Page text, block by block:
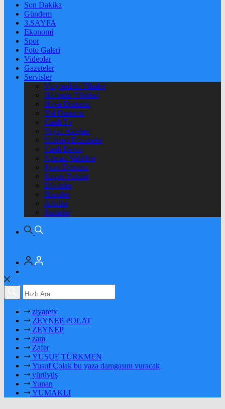
Son Dakika
Gündem
3.SAYFA
Ekonomi
Spor
Foto Galeri
Videolar
Gazeteler
Servisler
Vizyondaki Filmler
Haftanin Filmleri
Hava Durumu
Yol Durumu
Canlı Tv
Yayın Akışları
Nöbetçi Eczaneler
Canlı Borsa
Namaz Vakitleri
Puan Durumu
Kripto Paralar
Dövizler
Hisseler
Altınlar
Pariteler
ziyaretx
ZEYNEP POLAT
ZEYNEP
zam
Zafer
YUSUF TÜRKMEN
Yusuf Çolak bu yaza damgasını vuracak
yürüyüş
Yunan
YUMAKLI